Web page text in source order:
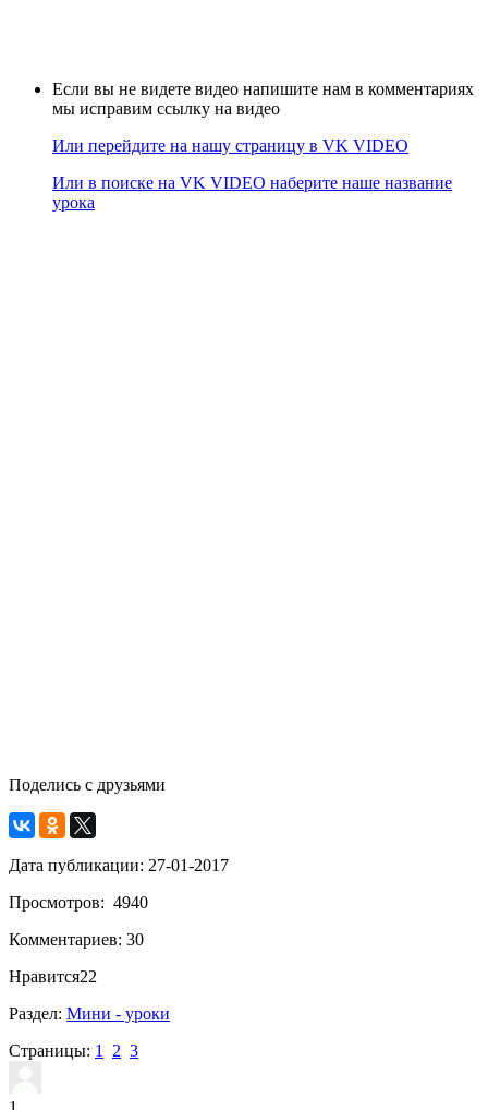
Если вы не видете видео напишите нам в комментариях
мы исправим ссылку на видео
Или перейдите на нашу страницу в VK VIDEO
Или в поиске на VK VIDEO наберите наше название
урока
Поделись с друзьями
Дата публикации: 27-01-2017
Просмотров: 4940
Комментариев: 30
Нравится22
Раздел:Мини - уроки
Страницы:1